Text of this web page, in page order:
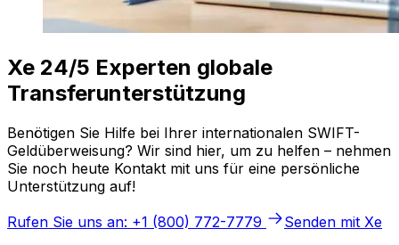
Xe 24/5 Experten globale
Transferunterstützung
Benötigen Sie Hilfe bei Ihrer internationalen SWIFT-
Geldüberweisung? Wir sind hier, um zu helfen – nehmen
Sie noch heute Kontakt mit uns für eine persönliche
Unterstützung auf!
Rufen Sie uns an: +1 (800) 772-7779
Senden mit Xe